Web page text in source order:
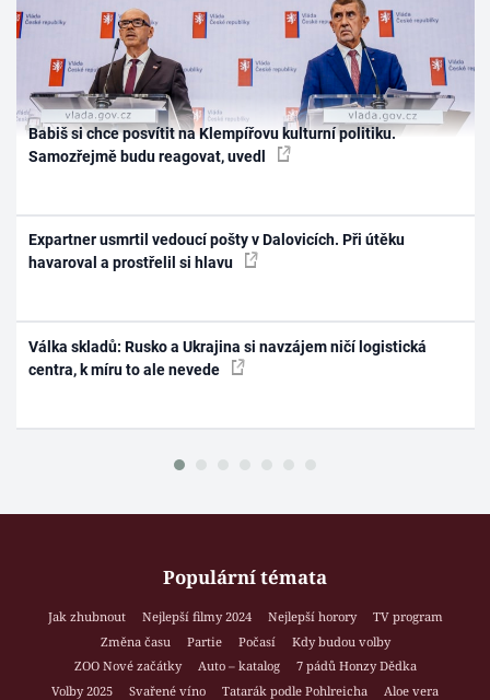
Babiš si chce posvítit na Klempířovu kulturní politiku.
Samozřejmě budu reagovat, uvedl
Expartner usmrtil vedoucí pošty v Dalovicích. Při útěku
havaroval a prostřelil si hlavu
Válka skladů: Rusko a Ukrajina si navzájem ničí logistická
centra, k míru to ale nevede
Populární témata
Jak zhubnout Nejlepší filmy 2024 Nejlepší horory
TV program
Změna času
Partie Počasí
Kdy budou volby
ZOO Nové začátky
Auto – katalog
7 pádů Honzy Dědka
Volby 2025
Svařené víno Tatarák podle Pohlreicha
Aloe vera